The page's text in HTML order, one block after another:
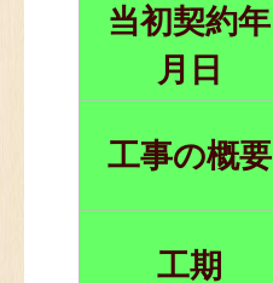
当初契約年
月日
工事の概要
工期